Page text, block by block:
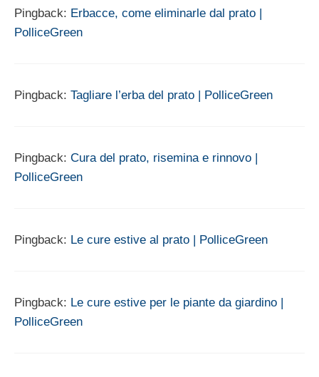
Pingback: Erbacce, come eliminarle dal prato |
PolliceGreen
Pingback: Tagliare l’erba del prato | PolliceGreen
Pingback: Cura del prato, risemina e rinnovo |
PolliceGreen
Pingback: Le cure estive al prato | PolliceGreen
Pingback: Le cure estive per le piante da giardino |
PolliceGreen